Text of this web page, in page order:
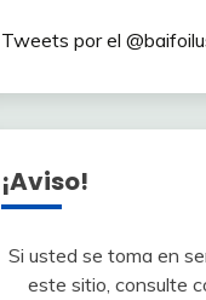
Tweets por el
¡Aviso!
Si usted se toma en
este sitio, consulte